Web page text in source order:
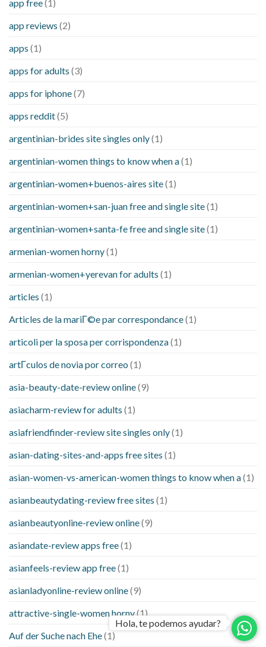
app free(1)
app reviews (2)
apps (1)
apps for adults (3)
apps for iphone(7)
apps reddit(5)
argentinian-brides site singles only(1)
argentinian-women things to know when a(1)
argentinian-women+buenos-aires site(1)
argentinian-women+san-juan free and single site(1)
argentinian-women+santa-fe free and single site(1)
armenian-women horny(1)
armenian-women+yerevan for adults (1)
articles (1)
Articles de la mariГ©e par correspondance(1)
articoli per la sposa per corrispondenza(1)
artГ­culos de novia por correo (1)
asia-beauty-date-review online(9)
asiacharm-review for adults (1)
asiafriendfinder-review site singles only(1)
asian-dating-sites-and-apps free sites (1)
asian-women-vs-american-women things to know when a(1)
asianbeautydating-review free sites (1)
asianbeautyonline-review online(9)
asiandate-review apps free(1)
asianfeels-review app free(1)
asianladyonline-review online(9)
attractive-single-women horny(1)
Auf der Suche nach Ehe(1)
Hola, te podemos ayudar?